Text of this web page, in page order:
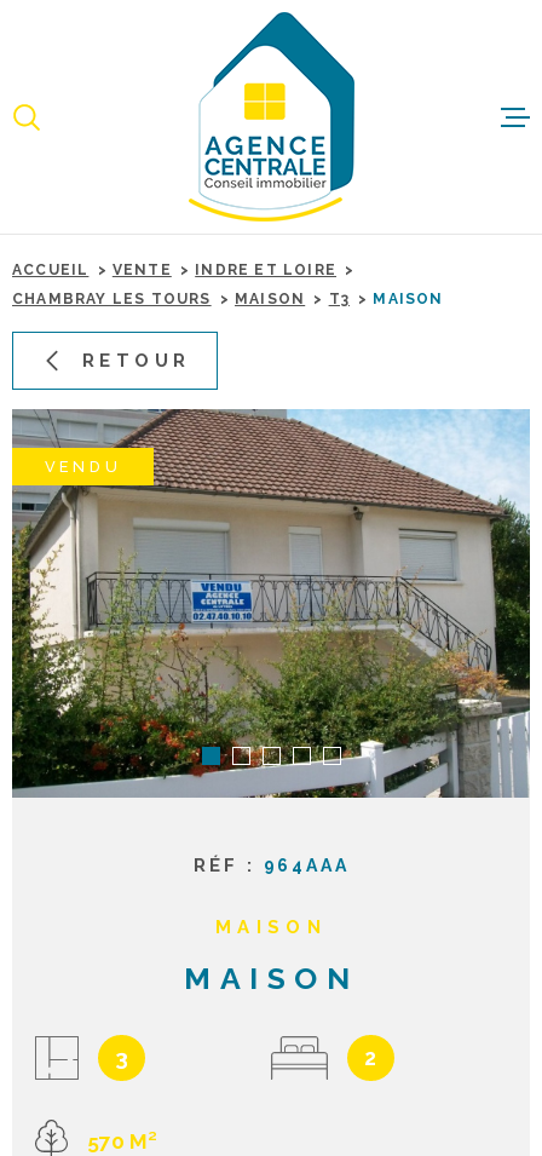
recherche
principal
IMMO
BIENS
NOTRE
ACCUEIL VENTE
INDRE ET LOIRE
CHAMBRAY LES TOURS
MAISON T3 MAISON
RETOUR
VENDU
RÉF : 964AAA
MAISON
MAISON
3 2
570 M²